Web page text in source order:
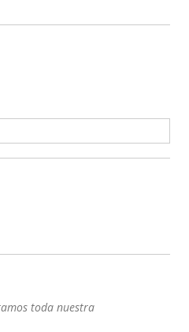
toda nuestra